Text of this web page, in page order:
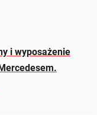
i wyposażenie